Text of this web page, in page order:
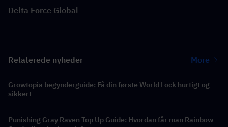
Delta Force Global
Relaterede nyheder More
Growtopia begynderguide: Få din første World Lock hurtigt og
sikkert
Punishing Gray Raven Top Up Guide: Hvordan får man Rainbow